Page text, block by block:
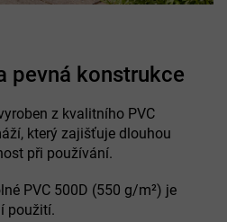
pevná konstrukce
z kvalitního PVC
který zajišťuje dlouhou
při používání.
PVC 500D (550 g/m²) je
použití.